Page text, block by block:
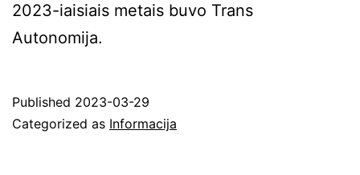
2023-iaisiais metais buvo Trans
Autonomija.
Published 2023-03-29
Categorized as Informacija